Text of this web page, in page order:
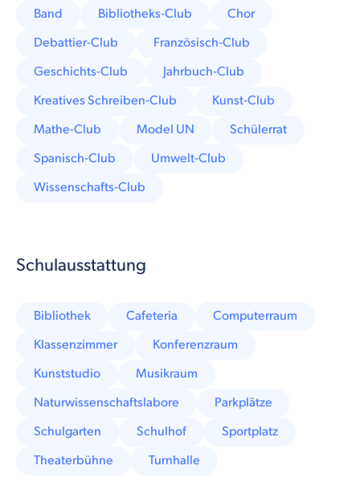
Band Bibliotheks-Club
Chor
Debattier-Club
Französisch-Club
Geschichts-Club
Jahrbuch-Club
Kreatives Schreiben-Club
Kunst-Club
Mathe-Club
Model UN
Schülerrat
Spanisch-Club
Umwelt-Club
Wissenschafts-Club
Schulausstattung
Bibliothek Cafeteria
Computerraum
Klassenzimmer
Konferenzraum
Kunststudio
Musikraum
Naturwissenschaftslabore
Parkplätze
Schulgarten
Schulhof
Sportplatz
Theaterbühne
Turnhalle